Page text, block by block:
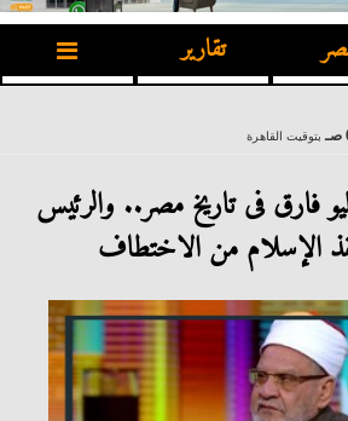
تقارير
بتوقيت القاهرة
كريمة: 3 يوليو فارق فى تاريخ مصر.. والرئيس
الإسلام من الاختطاف